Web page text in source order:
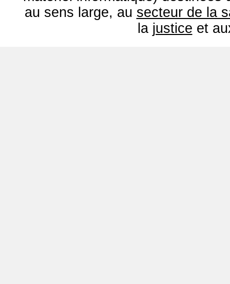
au sens large, au secteur de la
la justice et